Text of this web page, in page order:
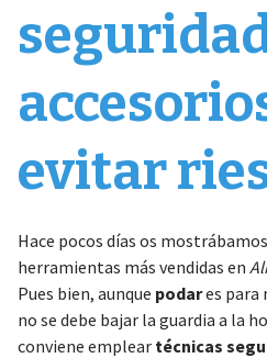
evitar
Hace pocos días os
herramientas más vendidas en
Pues bien, aunque podares para
no se debe bajar la guardia a la
conviene emplear técnicas